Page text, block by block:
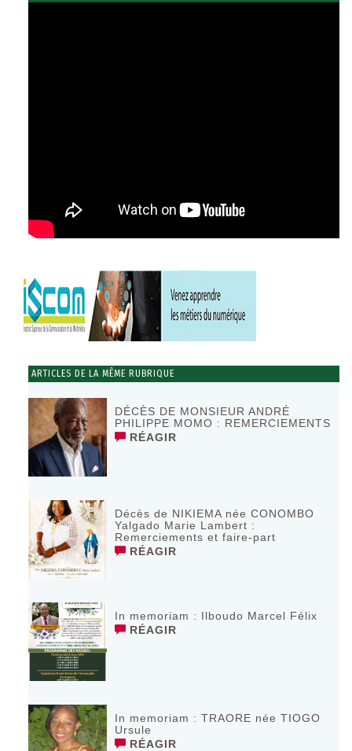
ARTICLES DE LA MÊME RUBRIQUE
DÉCÈS DE MONSIEUR ANDRÉ
PHILIPPE MOMO : REMERCIEMENTS
RÉAGIR
Décès de NIKIEMA née CONOMBO
Yalgado Marie Lambert :
Remerciements et faire-part
RÉAGIR
In memoriam : Ilboudo Marcel Félix
RÉAGIR
In memoriam : TRAORE née TIOGO
Ursule
RÉAGIR